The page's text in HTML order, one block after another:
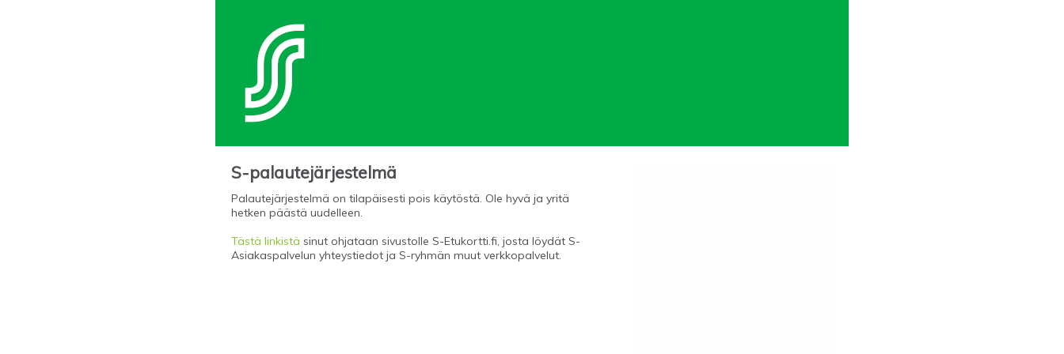
S-palautejärjestelmä
Palautejärjestelmä on tilapäisesti pois käytöstä. Ole hyvä ja yritä
hetken päästä uudelleen.
Tästä linkistä sinut ohjataan sivustolle S-Etukortti.fi, josta löydät S-
Asiakaspalvelun yhteystiedot ja S-ryhmän muut verkkopalvelut.